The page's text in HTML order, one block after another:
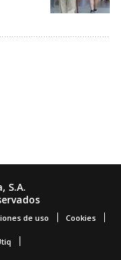
S.A.
de uso Cookies